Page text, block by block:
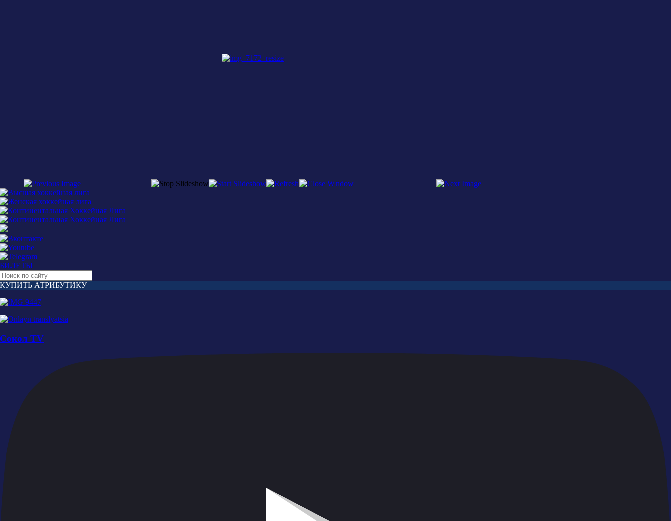
БИЛЕТЫ
КУПИТЬ АТРИБУТИКУ
Сокол TV